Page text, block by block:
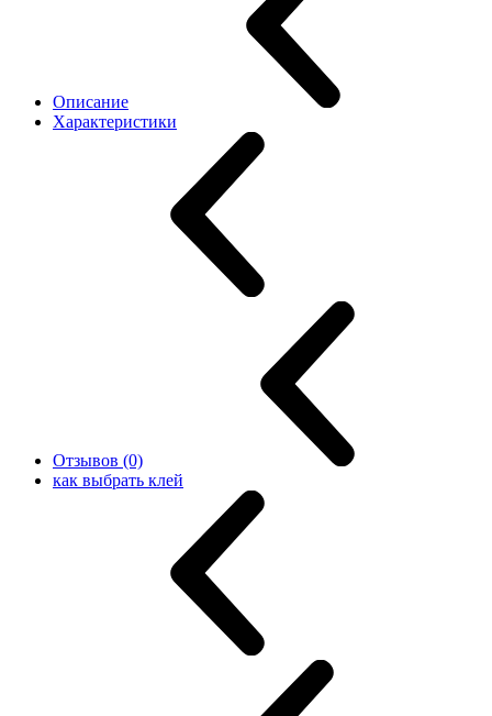
Описание
Характеристики
Отзывов (0)
как выбрать клей